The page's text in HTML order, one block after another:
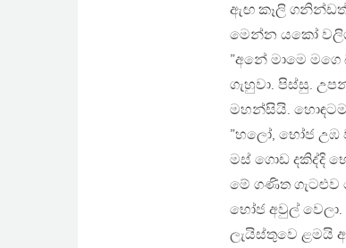
ඇඟ කෑලි ගනින්ඩත්
මෙන්න යකෝ
”අනේ මාමෙ
ගැහුවා. පිස්සු.
මහන්සියි.
”හලෝ, භෝජ උඹ
මස් ගොඩ දකිද්දි
මේ ගණිත ගැටළුව
භෝජ අවුල් වෙලා.
ලැයිස්තුවෙ ළමයි